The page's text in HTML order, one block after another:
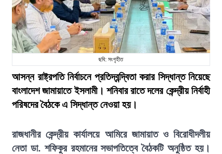
ছবি: সংগৃহীত
আসন্ন রাষ্ট্রপতি নির্বাচনে প্রতিদ্বন্দ্বিতা করার সিদ্ধান্ত নিয়েছে
বাংলাদেশ জামায়াতে ইসলামী। শনিবার রাতে দলের কেন্দ্রীয় নির্বাহী
পরিষদের বৈঠকে এ সিদ্ধান্ত নেওয়া হয়।
রাজধানীর কেন্দ্রীয় কার্যালয়ে আমিরে জামায়াত ও বিরোধীদলীয়
নেতা ডা. শফিকুর রহমানের সভাপতিত্বে বৈঠকটি অনুষ্ঠিত হয়।